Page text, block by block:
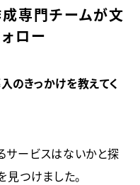
専門チームが文
ロー
のきっかけを教えてく
サービスはないかと探
見つけました。